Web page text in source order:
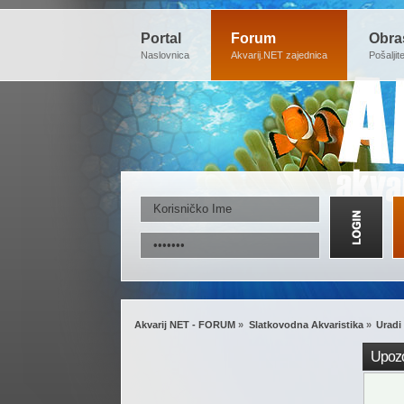
Portal
Naslovnica
Forum
Akvarij.NET zajednica
Akvarij NET - FORUM » Slatkovodna Akvaristika» Uradi